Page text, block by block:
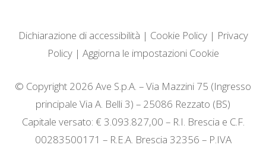
Dichiarazione di accessibilità | Cookie Policy| Privacy
Policy| Aggiorna le impostazioni Cookie
© Copyright 2026 Ave S.p.A. – Via Mazzini 75 (Ingresso
principale Via A. Belli 3) – 25086 Rezzato (BS)
Capitale versato: € 3.093.827,00 – R.I. Brescia e C.F.
00283500171 – R.E.A. Brescia 32356 – P.IVA